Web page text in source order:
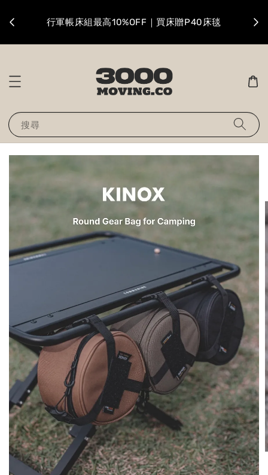
行軍帳床組最高10%OFF｜買床贈P40床毯
搜尋